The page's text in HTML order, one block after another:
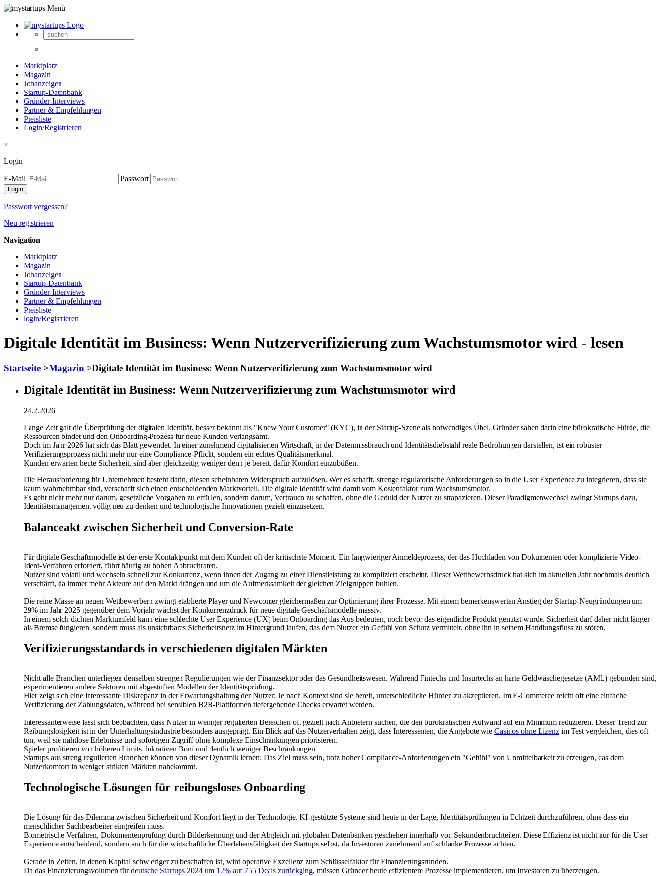
Marktplatz
Magazin
Jobanzeigen
Startup-Datenbank
Gründer-Interviews
Partner & Empfehlungen
Preisliste
Login/Registrieren
×
Login
E-Mail Passwort
Passwort vergessen?
Neu registrieren
Navigation
Marktplatz
Magazin
Jobanzeigen
Startup-Datenbank
Gründer-Interviews
Partner & Empfehlungen
Preisliste
login/Registrieren
Digitale Identität im Business: Wenn Nutzerverifizierung zum Wachstumsmotor wird - lesen
Startseite >Magazin >Digitale Identität im Business: Wenn Nutzerverifizierung zum Wachstumsmotor wird
Digitale Identität im Business: Wenn Nutzerverifizierung zum Wachstumsmotor wird
24.2.2026
Lange Zeit galt die Überprüfung der digitalen Identität, besser bekannt als "Know Your Customer" (KYC), in der Startup-Szene als notwendiges Übel. Gründer sahen darin eine bürokratische Hürde, die
Ressourcen bindet und den Onboarding-Prozess für neue Kunden verlangsamt.
Doch im Jahr 2026 hat sich das Blatt gewendet. In einer zunehmend digitalisierten Wirtschaft, in der Datenmissbrauch und Identitätsdiebstahl reale Bedrohungen darstellen, ist ein robuster
Verifizierungsprozess nicht mehr nur eine Compliance-Pflicht, sondern ein echtes Qualitätsmerkmal.
Kunden erwarten heute Sicherheit, sind aber gleichzeitig weniger denn je bereit, dafür Komfort einzubüßen.
Die Herausforderung für Unternehmen besteht darin, diesen scheinbaren Widerspruch aufzulösen. Wer es schafft, strenge regulatorische Anforderungen so in die User Experience zu integrieren, dass sie
kaum wahrnehmbar sind, verschafft sich einen entscheidenden Marktvorteil. Die digitale Identität wird damit vom Kostenfaktor zum Wachstumsmotor.
Es geht nicht mehr nur darum, gesetzliche Vorgaben zu erfüllen, sondern darum, Vertrauen zu schaffen, ohne die Geduld der Nutzer zu strapazieren. Dieser Paradigmenwechsel zwingt Startups dazu,
Identitätsmanagement völlig neu zu denken und technologische Innovationen gezielt einzusetzen.
Balanceakt zwischen Sicherheit und Conversion-Rate
Für digitale Geschäftsmodelle ist der erste Kontaktpunkt mit dem Kunden oft der kritischste Moment. Ein langwieriger Anmeldeprozess, der das Hochladen von Dokumenten oder komplizierte Video-
Ident-Verfahren erfordert, führt häufig zu hohen Abbruchraten.
Nutzer sind volatil und wechseln schnell zur Konkurrenz, wenn ihnen der Zugang zu einer Dienstleistung zu kompliziert erscheint. Dieser Wettbewerbsdruck hat sich im aktuellen Jahr nochmals deutlich
verschärft, da immer mehr Akteure auf den Markt drängen und um die Aufmerksamkeit der gleichen Zielgruppen buhlen.
Die reine Masse an neuen Wettbewerbern zwingt etablierte Player und Newcomer gleichermaßen zur Optimierung ihrer Prozesse. Mit einem bemerkenswerten Anstieg der Startup-Neugründungen um
29% im Jahr 2025 gegenüber dem Vorjahr wächst der Konkurrenzdruck für neue digitale Geschäftsmodelle massiv.
In einem solch dichten Marktumfeld kann eine schlechte User Experience (UX) beim Onboarding das Aus bedeuten, noch bevor das eigentliche Produkt genutzt wurde. Sicherheit darf daher nicht länger
als Bremse fungieren, sondern muss als unsichtbares Sicherheitsnetz im Hintergrund laufen, das dem Nutzer ein Gefühl von Schutz vermittelt, ohne ihn in seinem Handlungsfluss zu stören.
Verifizierungsstandards in verschiedenen digitalen Märkten
Nicht alle Branchen unterliegen denselben strengen Regulierungen wie der Finanzsektor oder das Gesundheitswesen. Während Fintechs und Insurtechs an harte Geldwäschegesetze (AML) gebunden sind,
experimentieren andere Sektoren mit abgestuften Modellen der Identitätsprüfung.
Hier zeigt sich eine interessante Diskrepanz in der Erwartungshaltung der Nutzer: Je nach Kontext sind sie bereit, unterschiedliche Hürden zu akzeptieren. Im E-Commerce reicht oft eine einfache
Verifizierung der Zahlungsdaten, während bei sensiblen B2B-Plattformen tiefergehende Checks erwartet werden.
Interessanterweise lässt sich beobachten, dass Nutzer in weniger regulierten Bereichen oft gezielt nach Anbietern suchen, die den bürokratischen Aufwand auf ein Minimum reduzieren. Dieser Trend zur
Reibungslosigkeit ist in der Unterhaltungsindustrie besonders ausgeprägt. Ein Blick auf das Nutzerverhalten zeigt, dass Interessenten, die Angebote wie Casinos ohne Lizenz im Test vergleichen, dies oft
tun, weil sie nahtlose Erlebnisse und sofortigen Zugriff ohne komplexe Einschränkungen priorisieren.
Spieler profitieren von höheren Limits, lukrativen Boni und deutlich weniger Beschränkungen.
Startups aus streng regulierten Branchen können von dieser Dynamik lernen: Das Ziel muss sein, trotz hoher Compliance-Anforderungen ein "Gefühl" von Unmittelbarkeit zu erzeugen, das dem
Nutzerkomfort in weniger strikten Märkten nahekommt.
Technologische Lösungen für reibungsloses Onboarding
Die Lösung für das Dilemma zwischen Sicherheit und Komfort liegt in der Technologie. KI-gestützte Systeme sind heute in der Lage, Identitätsprüfungen in Echtzeit durchzuführen, ohne dass ein
menschlicher Sachbearbeiter eingreifen muss.
Biometrische Verfahren, Dokumentenprüfung durch Bilderkennung und der Abgleich mit globalen Datenbanken geschehen innerhalb von Sekundenbruchteilen. Diese Effizienz ist nicht nur für die User
Experience entscheidend, sondern auch für die wirtschaftliche Überlebensfähigkeit der Startups selbst, da Investoren zunehmend auf schlanke Prozesse achten.
Gerade in Zeiten, in denen Kapital schwieriger zu beschaffen ist, wird operative Exzellenz zum Schlüsselfaktor für Finanzierungsrunden.
Da das Finanzierungsvolumen fürdeutsche Startups 2024 um 12% auf 755 Deals zurückging, müssen Gründer heute effizientere Prozesse implementieren, um Investoren zu überzeugen.